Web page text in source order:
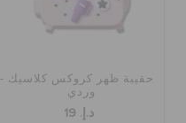
حقيبة ظهر كروكس كلاسيك -
وردي
د.إ. 19